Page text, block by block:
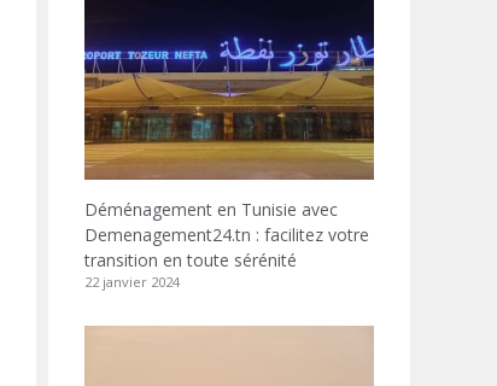
Déménagement en Tunisie avec
Demenagement24.tn : facilitez votre
transition en toute sérénité
22 janvier 2024